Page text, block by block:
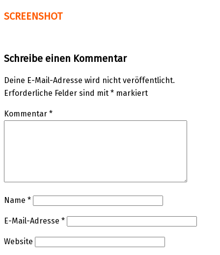
SCREENSHOT
Schreibe einen Kommentar
Deine E-Mail-Adresse wird nicht veröffentlicht.
Erforderliche Felder sind mit * markiert
Kommentar *
Name *
E-Mail-Adresse *
Website